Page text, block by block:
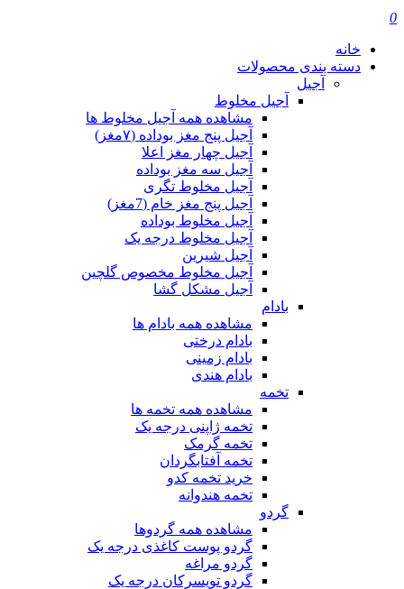
0
خانه
دسته بندی محصولات
آجیل
آجیل مخلوط
مشاهده همه آجیل مخلوط ها
آجیل پنج مغز بوداده (۷مغز)
آجیل چهار مغز اعلا
آجیل سه مغز بوداده
آجیل مخلوط تگری
آجیل پنج مغز خام (7مغز)
آجیل مخلوط بوداده
آجیل مخلوط درجه یک
آجیل شیرین
آجیل مخلوط مخصوص گلچین
آجیل مشکل گشا
بادام
مشاهده همه بادام ها
بادام درختی
بادام زمینی
بادام هندی
تخمه
مشاهده همه تخمه ها
تخمه ژاپنی درجه یک
تخمه گرمک
تخمه آفتابگردان
خرید تخمه کدو
تخمه هندوانه
گردو
مشاهده همه گردوها
گردو پوست کاغذی درجه یک
گردو مراغه
گردو تویسرکان درجه یک